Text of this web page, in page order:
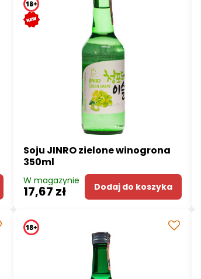
Soju JINRO zielone winogrona
350ml
W magazynie
17,67 zł Dodaj do koszyka